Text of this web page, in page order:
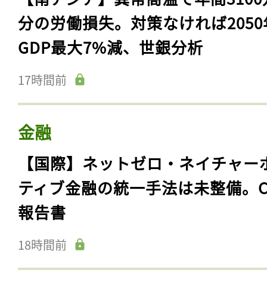
分の労働損失。対策なければ
GDP最大7%減、世銀分析
17時間前
金融
【国際】ネットゼロ・ネイチャー
ティブ金融の統一手法は未整備。
報告書
18時間前